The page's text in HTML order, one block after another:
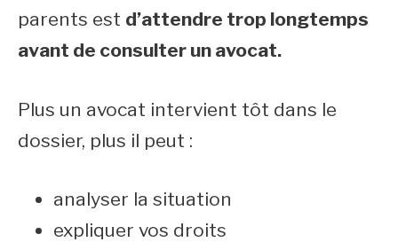
parents est d’attendre trop longtemps
avant de consulter un avocat.
Plus un avocat intervient tôt dans le
dossier, plus il peut :
analyser la situation
expliquer vos droits